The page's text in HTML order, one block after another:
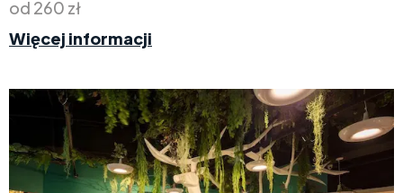
od 260 zł
Więcej informacji